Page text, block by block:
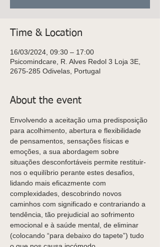
Time & Location
16/03/2024, 09:30 – 17:00
Psicomindcare, R. Alves Redol 3 Loja 3E,
2675-285 Odivelas, Portugal
About the event
Envolvendo a aceitação uma predisposição
para acolhimento, abertura e flexibilidade
de pensamentos, sensações físicas e
emoções, a sua abordagem sobre
situações desconfortáveis permite restituir-
nos o equilíbrio perante estes desafios,
lidando mais eficazmente com
complexidades, descobrindo novos
caminhos com significado e contrariando a
tendência, tão prejudicial ao sofrimento
emocional e à saúde mental, de eliminar
(colocando “para debaixo do tapete”) tudo